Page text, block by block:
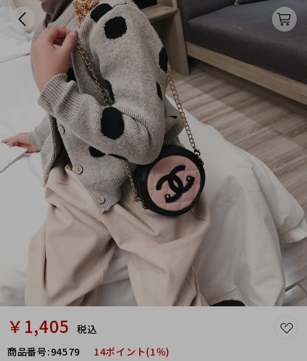
￥1,405
税込
商品番号:94579 14ポイント(1％)